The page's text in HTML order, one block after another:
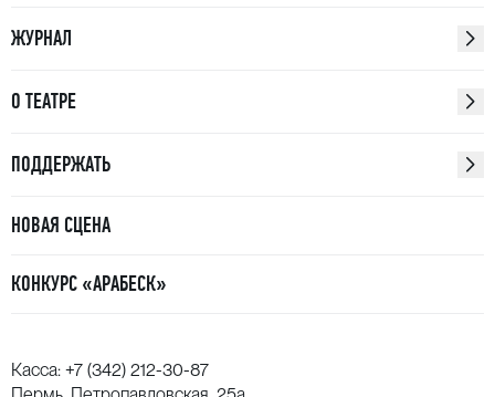
ЖУРНАЛ
О ТЕАТРЕ
ПОДДЕРЖАТЬ
НОВАЯ СЦЕНА
КОНКУРС «АРАБЕСК»
Касса: +7 (342) 212-30-87